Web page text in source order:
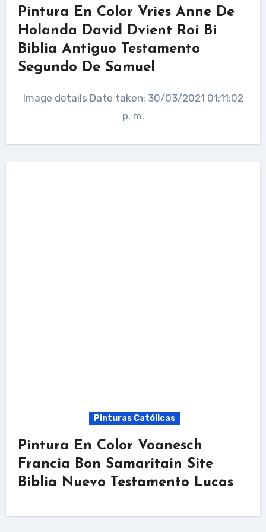
Pintura En Color Vries Anne De
Holanda David Dvient Roi Bi
Biblia Antiguo Testamento
Segundo De Samuel
Image details Date taken: 30/03/2021 01:11:02
p. m.
Pinturas Católicas
Pintura En Color Voanesch
Francia Bon Samaritain Site
Biblia Nuevo Testamento Lucas